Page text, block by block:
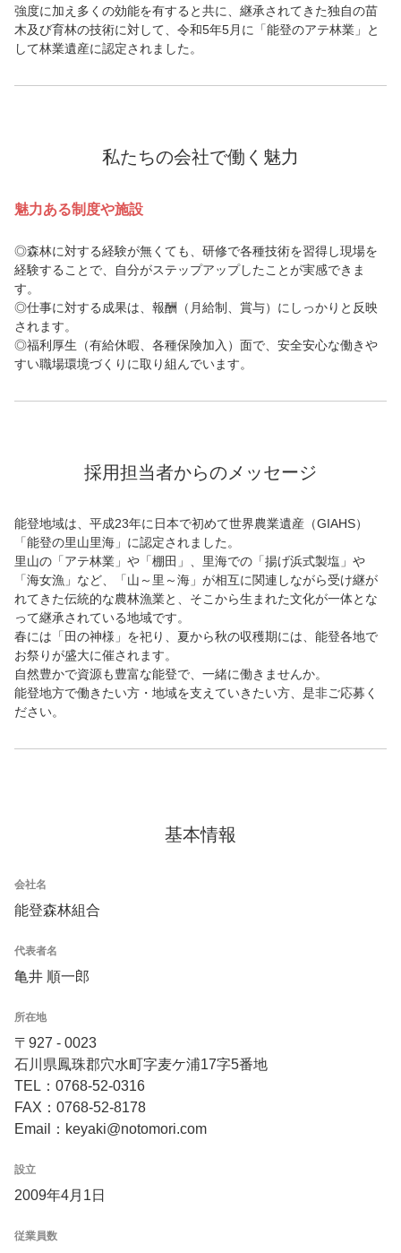
強度に加え多くの効能を有すると共に、継承されてきた独自の苗
木及び育林の技術に対して、令和5年5月に「能登のアテ林業」と
して林業遺産に認定されました。
私たちの会社で働く魅力
魅力ある制度や施設
◎森林に対する経験が無くても、研修で各種技術を習得し現場を
経験することで、自分がステップアップしたことが実感できま
す。
◎仕事に対する成果は、報酬（月給制、賞与）にしっかりと反映
されます。
◎福利厚生（有給休暇、各種保険加入）面で、安全安心な働きや
すい職場環境づくりに取り組んでいます。
採用担当者からのメッセージ
能登地域は、平成23年に日本で初めて世界農業遺産（GIAHS）
「能登の里山里海」に認定されました。
里山の「アテ林業」や「棚田」、里海での「揚げ浜式製塩」や
「海女漁」など、「山～里～海」が相互に関連しながら受け継が
れてきた伝統的な農林漁業と、そこから生まれた文化が一体とな
って継承されている地域です。
春には「田の神様」を祀り、夏から秋の収穫期には、能登各地で
お祭りが盛大に催されます。
自然豊かで資源も豊富な能登で、一緒に働きませんか。
能登地方で働きたい方・地域を支えていきたい方、是非ご応募く
ださい。
基本情報
会社名
能登森林組合
代表者名
亀井 順一郎
所在地
〒927 - 0023
石川県鳳珠郡穴水町字麦ケ浦17字5番地
TEL：0768-52-0316
FAX：0768-52-8178
Email：keyaki@notomori.com
設立
2009年4月1日
従業員数